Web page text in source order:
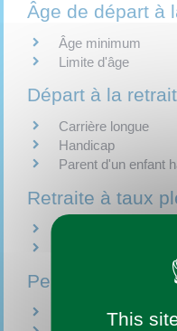
Âge de départ à
Âge minimum
Limite d'âge
Départ à la
Carrière longue
Handicap
Parent d'un enfant
Retraite à taux
Taux plein du
Pension de
Calcul de la retraite
This